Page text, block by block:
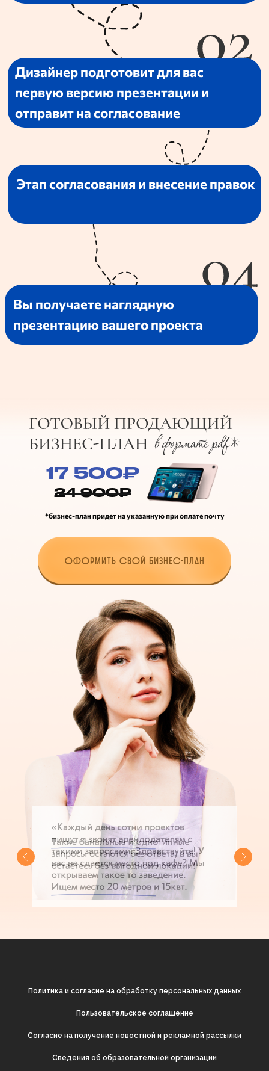
17 500₽
24 900₽
ОФОРМИТЬ СВОЙ БИЗНЕС-ПЛАН
*бизнес-план придет на указанную при оплате почту
Политика и согласие на обработку персональных данных
Пользовательское соглашение
Согласие на получение новостной и рекламной рассылки
Cведения об образовательной организации